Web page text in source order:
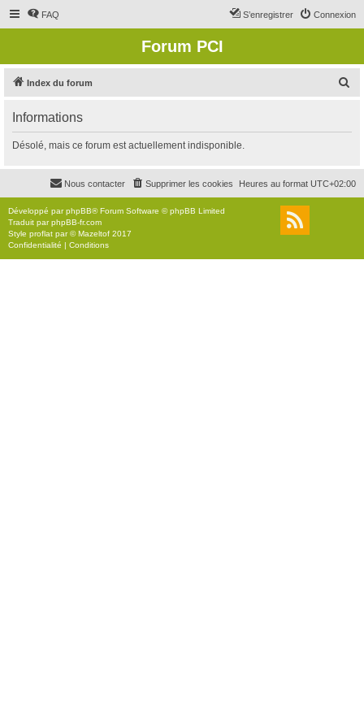
FAQ Connexion
S’enregistrer
Forum PCI
Index du forum
r
c
r
Informations
Désolé, mais ce forum est actuellement indisponible.
Heures au format UTC+02:00
Supprimer les cookies
Nous contacter
Développé parphpBB® Forum Software © phpBB Limited
Traduit parphpBB-fr.com
Style proflat par ©Mazeltof 2017
Confidentialité | Conditions